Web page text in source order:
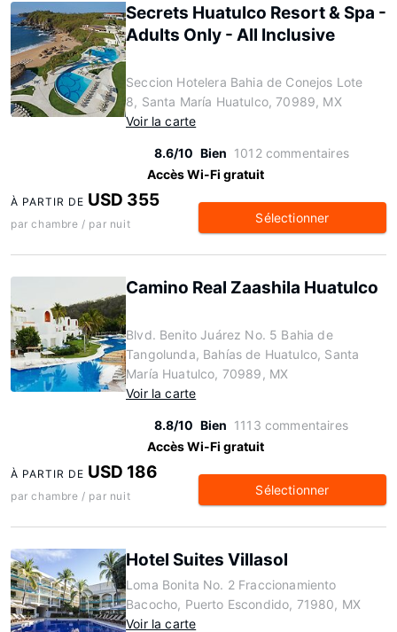
Secrets Huatulco Resort & Spa -
Adults Only - All Inclusive
Seccion Hotelera Bahia de Conejos Lote
8, Santa María Huatulco, 70989, MX
Voir la carte
8.6/10 Bien 1012 commentaires
Accès Wi-Fi gratuit
À PARTIR DE USD 355
par chambre / par nuit Sélectionner
Camino Real Zaashila Huatulco
Blvd. Benito Juárez No. 5 Bahia de
Tangolunda, Bahías de Huatulco, Santa
María Huatulco, 70989, MX
Voir la carte
8.8/10 Bien 1113 commentaires
Accès Wi-Fi gratuit
À PARTIR DE USD 186
par chambre / par nuit Sélectionner
Hotel Suites Villasol
Loma Bonita No. 2 Fraccionamiento
Bacocho, Puerto Escondido, 71980, MX
Voir la carte